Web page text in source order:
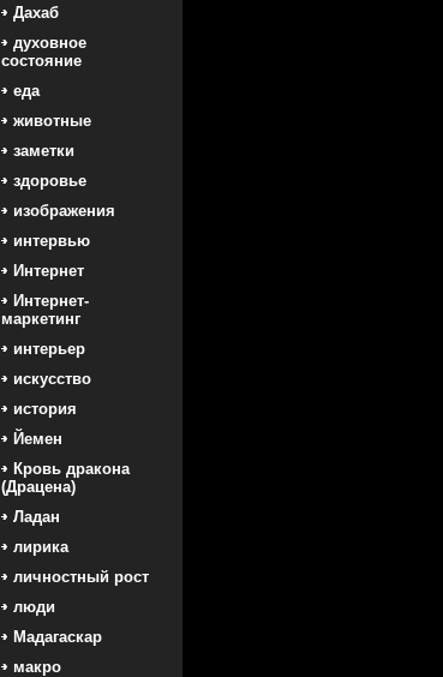
Дахаб
духовное
состояние
еда
животные
заметки
здоровье
изображения
интервью
Интернет
Интернет-
маркетинг
интерьер
искусство
история
Йемен
Кровь дракона
(Драцена)
Ладан
лирика
личностный рост
люди
Мадагаскар
макро